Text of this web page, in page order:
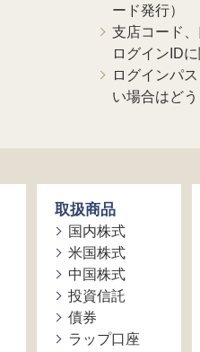
ード発行）
支店コード
ログインID
ログインパ
い場合はど
取扱商品
国内株式
米国株式
中国株式
投資信託
債券
ラップ口座